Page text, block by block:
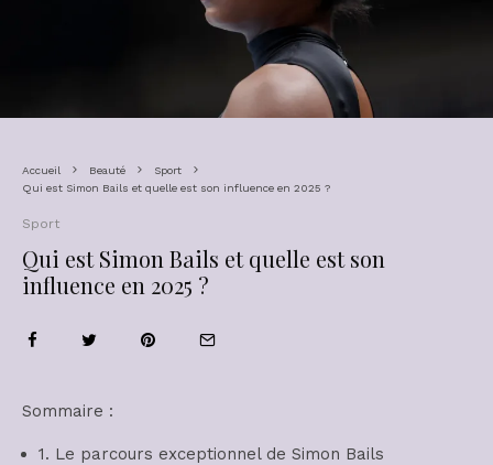
Accueil Beauté
Sport
Qui est Simon Bails et quelle est son influence en 2025 ?
Sport
Qui est Simon Bails et quelle est son
influence en 2025 ?
Sommaire :
1. Le parcours exceptionnel de Simon Bails